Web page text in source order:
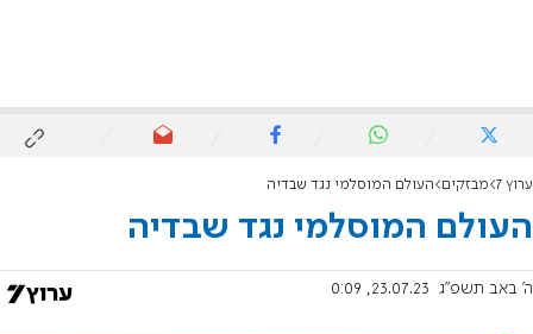
ערוץ 7 מבזקים העולם המוסלמי נגד שבדיה
העולם המוסלמי נגד שבדיה
ה' באב תשפ"ג 23.07.23, 0:09